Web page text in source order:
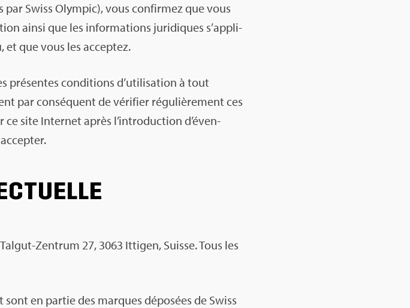
Swiss Olym­pic), vous confir­mez que vous
ainsi que les infor­ma­tions juri­diques s’ap­pli­
que vous les accep­tez.
pré­sentes condi­tions d’uti­li­sa­tion à tout
par consé­quent de véri­fier régu­liè­re­ment ces
site Inter­net après l’in­tro­duc­tion d’éven­
Zen­trum 27, 3063 Itti­gen, Suisse. Tous les
en par­tie des marques dépo­sées de Swiss